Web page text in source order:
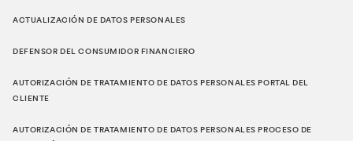
ACTUALIZACIÓN DE DATOS PERSONALES
DEFENSOR DEL CONSUMIDOR FINANCIERO
AUTORIZACIÓN DE TRATAMIENTO DE DATOS PERSONALES PORTAL DEL
CLIENTE
AUTORIZACIÓN DE TRATAMIENTO DE DATOS PERSONALES PROCESO DE